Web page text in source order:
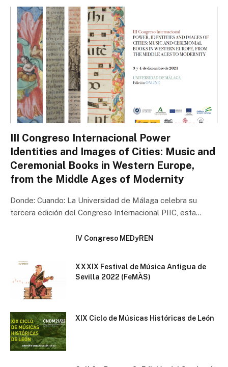
III Congreso Internacional Power
Identities and Images of Cities: Music and
Ceremonial Books in Western Europe,
from the Middle Ages of Modernity
Donde: Cuando: La Universidad de Málaga celebra su
tercera edición del Congreso Internacional PIIC, esta…
IV Congreso MEDyREN
XXXIX Festival de Música Antigua de
Sevilla 2022 (FeMÀS)
XIX Ciclo de Músicas Históricas de León